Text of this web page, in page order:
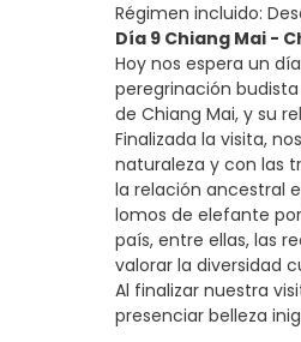
Régimen incluido:
Día 9 Chiang Mai -
Hoy nos espera un
peregrinación
de Chiang Mai, y su
Finalizada la visita,
naturaleza y con las
la relación ancestral
lomos de elefante
país, entre ellas, las
valorar la diversidad
Al finalizar nuestra
presenciar belleza